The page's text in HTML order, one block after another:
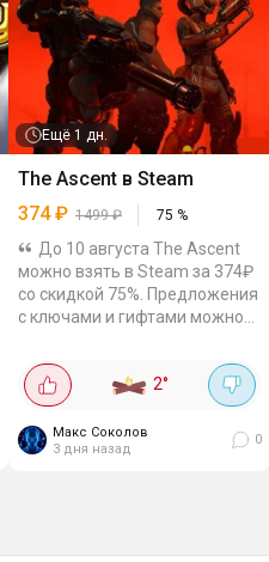
Ещё 1 дн.
The Ascent в Steam
374₽ 1499₽ 75 %
До 10 августа The Ascent
можно взять в Steam за 374₽
со скидкой 75%. Предложения
с ключами и гифтами можно
GGSEL. Киберпанковая экшен-
RPG про мир, где...
2°
Макс Соколов
3 дня назад
0